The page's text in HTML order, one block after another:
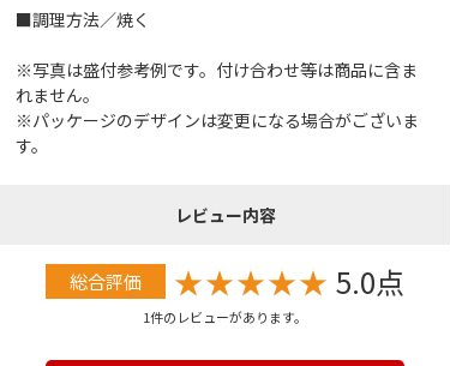
■調理方法／焼く
※写真は盛付参考例です。付け合わせ等は商品に含ま
れません。
※パッケージのデザインは変更になる場合がございま
す。
レビュー内容
総合評価 ★★★★★ 5.0点
1件のレビューがあります。